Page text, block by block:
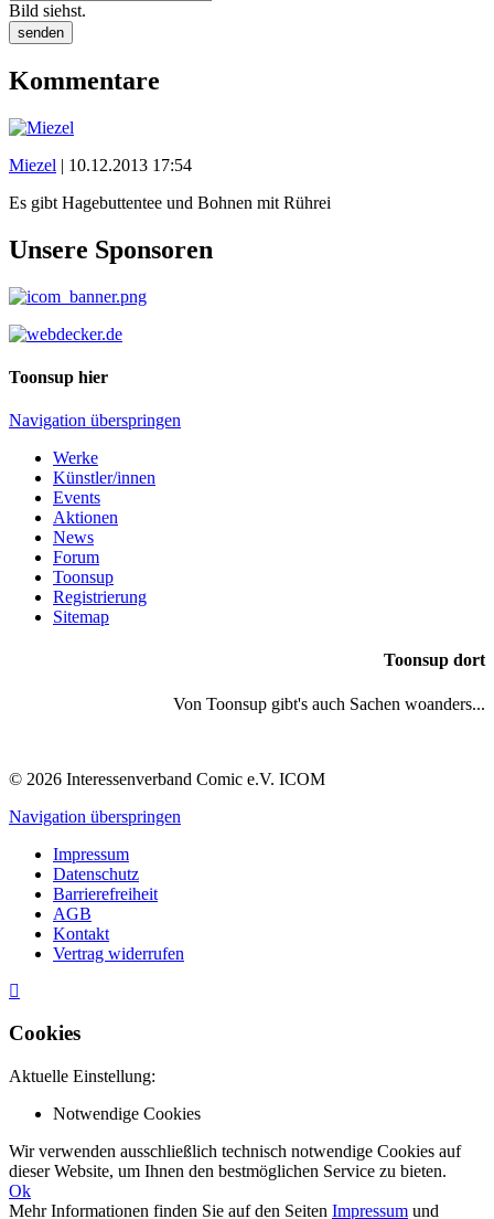
Bild siehst.
senden
Kommentare
Miezel | 10.12.2013 17:54
Es gibt Hagebuttentee und Bohnen mit Rührei
Unsere Sponsoren
Toonsup hier
Navigation überspringen
Werke
Künstler/innen
Events
Aktionen
News
Forum
Toonsup
Registrierung
Sitemap
Toonsup dort
Von Toonsup gibt's auch Sachen woanders...
© 2026 Interessenverband Comic e.V. ICOM
Navigation überspringen
Impressum
Datenschutz
Barrierefreiheit
AGB
Kontakt
Vertrag widerrufen
Cookies
Aktuelle Einstellung:
Notwendige Cookies
Wir verwenden ausschließlich technisch notwendige Cookies auf
dieser Website, um Ihnen den bestmöglichen Service zu bieten.
Ok
Mehr Informationen finden Sie auf den Seiten Impressum und